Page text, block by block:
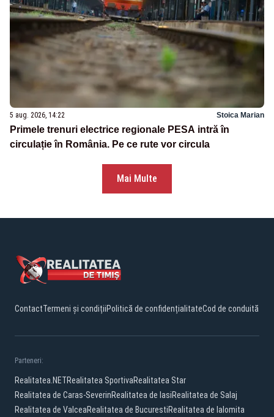
5 aug. 2026, 14:22 Stoica Marian
Primele trenuri electrice regionale PESA intră în
circulație în România. Pe ce rute vor circula
Mai Multe
ContactTermeni și condițiiPolitică de confidențialitateCod de conduită
Parteneri:
Realitatea.NETRealitatea SportivaRealitatea Star
Realitatea de Caras-SeverinRealitatea de IasiRealitatea de Salaj
Realitatea de ValceaRealitatea de BucurestiRealitatea de Ialomita